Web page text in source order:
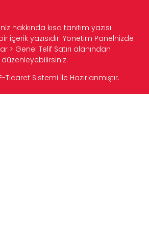
hakkında kısa tanıtım yazısı
içerik yazısıdır. Yönetim Panelnizde
> Genel Telif Satırı alanından
düzenleyebilirsiniz.
Ticaret Sistemi İle Hazırlanmıştır.